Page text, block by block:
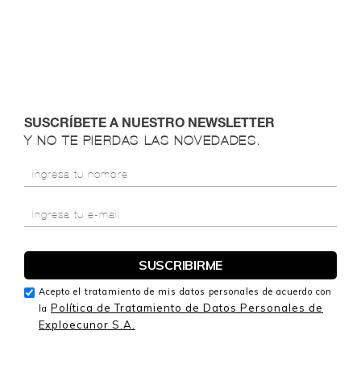
SUSCRÍBETE A NUESTRO NEWSLETTER
Y NO TE PIERDAS LAS NOVEDADES.
Acepto el tratamiento de mis datos personales de acuerdo con
la Política de Tratamiento de Datos Personales de
Exploecunor S.A.